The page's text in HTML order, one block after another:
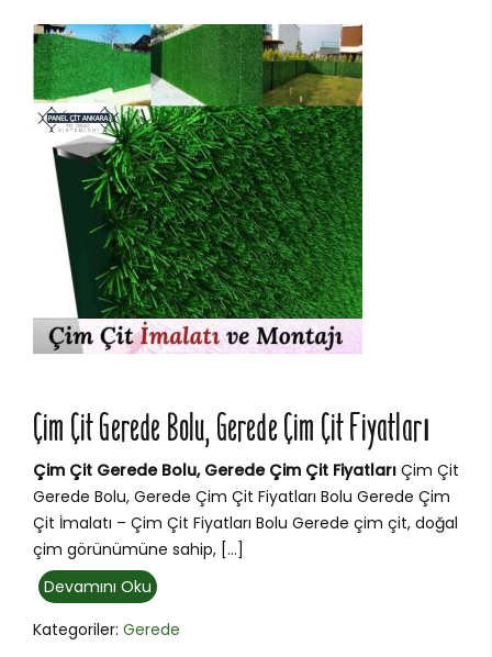
Çim Çit Gerede Bolu, Gerede Çim Çit Fiyatları
Çim Çit Gerede Bolu, Gerede Çim Çit Fiyatları Çim Çit
Gerede Bolu, Gerede Çim Çit Fiyatları Bolu Gerede Çim
Çit İmalatı – Çim Çit Fiyatları Bolu Gerede çim çit, doğal
çim görünümüne sahip, […]
Devamını Oku
Kategoriler: Gerede